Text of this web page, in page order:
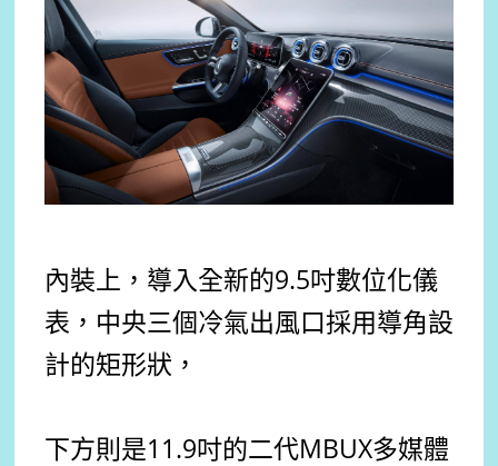
內裝上，導入全新的9.5吋數位化儀
表，中央三個冷氣出風口採用導角設
計的矩形狀，
下方則是11.9吋的二代MBUX多媒體